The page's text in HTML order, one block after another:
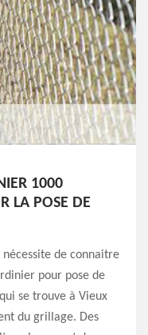
1000
LA POSE DE
de connaitre
pour pose de
se trouve à Vieux
du grillage. Des